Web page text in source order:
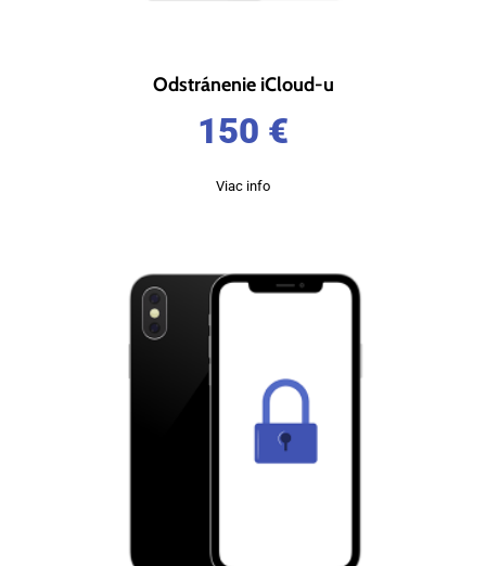
Odstránenie iCloud-u
150 €
Viac info